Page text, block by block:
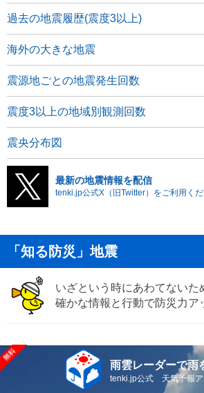
過去の地震履歴(震度3以上)
海外の大きな地震
震源地ごとの地震発生回数
震度3以上の地域別観測回数
震央分布図
最新の地震情報を配信
tenki.jp公式X（旧Twitter）をご利用くだ
「知る防災」地震
いざという時にあわてないた
確かな情報と行動で防災力ア
雨雲レーダーで雨
tenki.jp公式 天気予報ア